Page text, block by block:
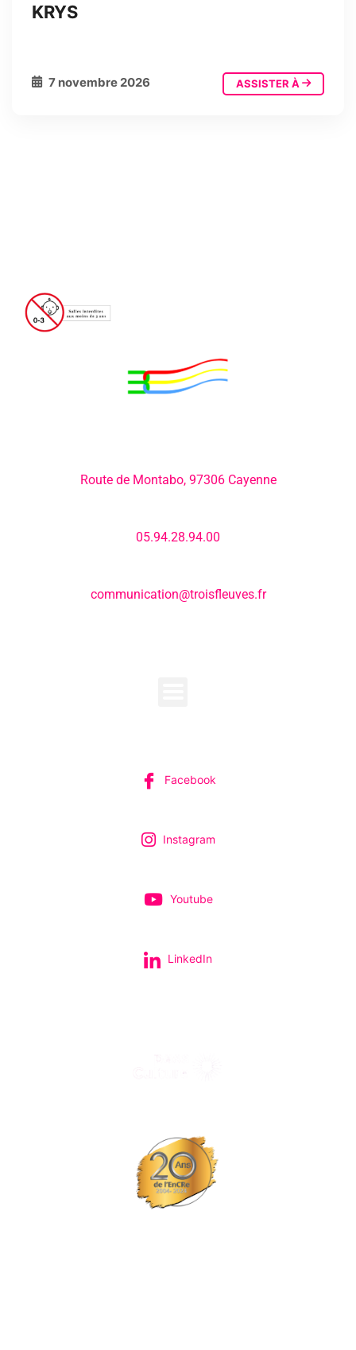
KRYS
7 novembre 2026 ASSISTER À
Route de Montabo, 97306 Cayenne
05.94.28.94.00
communication@troisfleuves.fr
Facebook
Instagram
Youtube
LinkedIn